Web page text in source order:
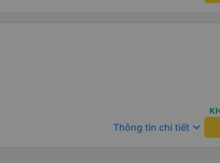
Thông tin chi tiết keyboard_arrow_down